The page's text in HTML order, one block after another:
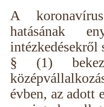
A
hatásának
§ (1)
évben, az adott